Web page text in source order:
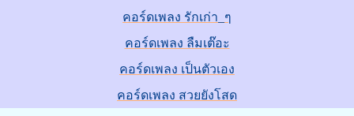
คอร์ดเพลง รักเก่า_ๆ
คอร์ดเพลง ลืมเต๊อะ
คอร์ดเพลง เป็นตัวเอง
คอร์ดเพลง สวยยังโสด